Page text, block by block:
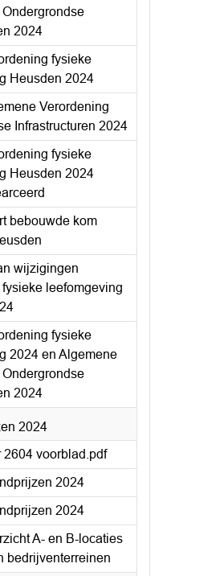
2024
fysieke
Heusden 2024
Verordening
Infrastructuren 2024
fysieke
Heusden 2024
bebouwde kom
wijzigingen
leefomgeving
fysieke
2024 en Algemene
2024
2024
2604 voorblad.pdf
2024
2024
A- en B-locaties
bedrijventerreinen